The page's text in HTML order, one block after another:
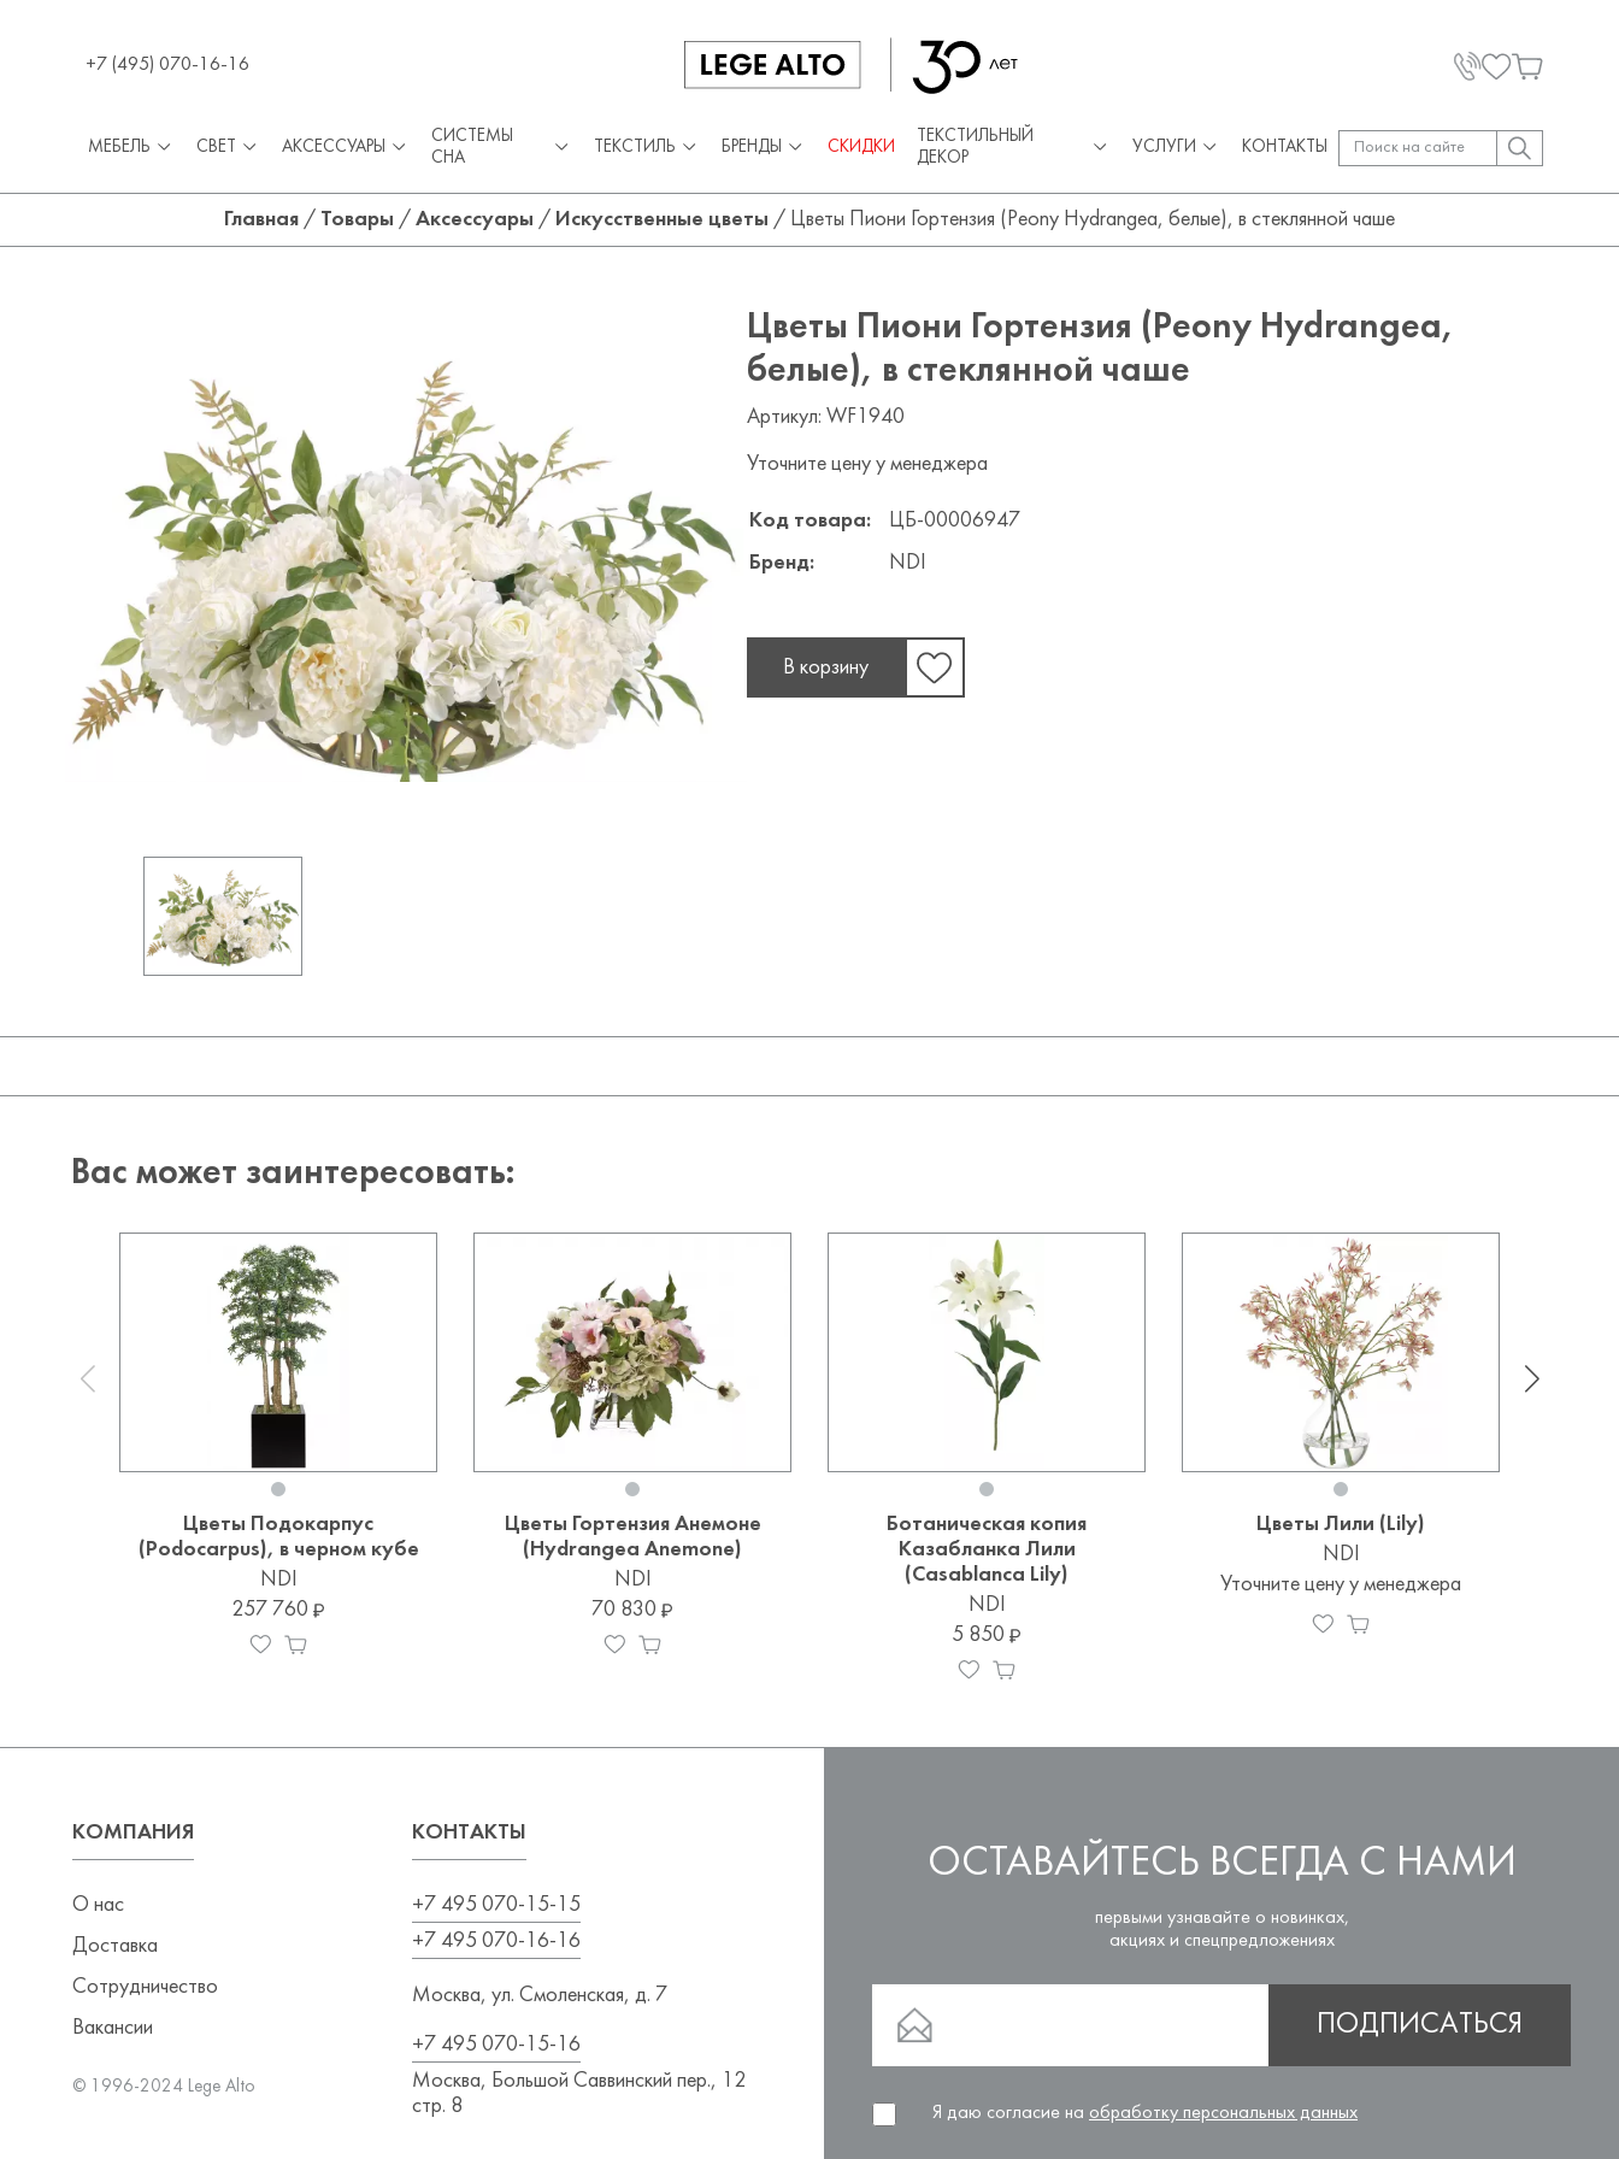
+7 (495) 070-16-16
МЕБЕЛЬ СВЕТ АКСЕССУАРЫ
СИСТЕМЫ
СНА
ТЕКСТИЛЬ БРЕНДЫ СКИДКИ
ТЕКСТИЛЬНЫЙ
ДЕКОР
УСЛУГИ КОНТАКТЫ
Главная / Товары / Аксессуары / Искусственные цветы / Цветы Пиони Гортензия (Peony Hydrangea, белые), в стеклянной чаше
Цветы Пиони Гортензия (Peony Hydrangea,
белые), в стеклянной чаше
Артикул: WF1940
Уточните цену у менеджера
Код товара: ЦБ-00006947
Бренд: NDI
В корзину
Вас может заинтересовать:
Цветы Подокарпус
(Podocarpus), в черном кубе
NDI
257 760
Цветы Гортензия Анемоне
(Hydrangea Anemone)
NDI
70 830
Ботаническая копия
Казабланка Лили
(Casablanca Lily)
NDI
5 850
Цветы Лили (Lily)
NDI
Уточните цену у менеджера
КОМПАНИЯ
О нас
Доставка
Сотрудничество
Вакансии
© 1996-2024 Lege Alto
КОНТАКТЫ
+7 495 070-15-15
+7 495 070-16-16
Москва, ул. Смоленская, д. 7
+7 495 070-15-16
Москва, Большой Саввинский пер., 12
стр. 8
ОСТАВАЙТЕСЬ ВСЕГДА С НАМИ
первыми узнавайте о новинках,
акциях и спецпредложениях
ПОДПИСАТЬСЯ
Я даю согласие на обработку персональных данных